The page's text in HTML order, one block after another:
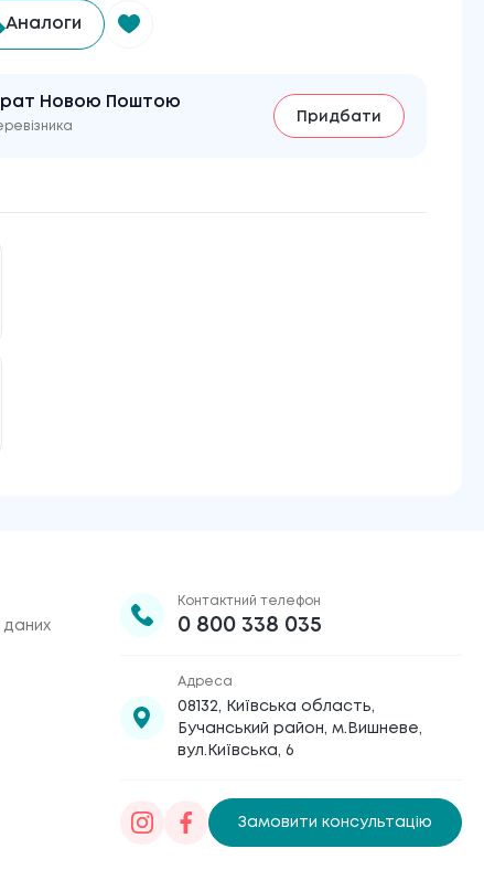
Аналоги
Новою Поштою
Придбати
Контактний телефон
0 800 338 035
Адреса
08132, Київська область,
Бучанський район, м.Вишневе,
вул.Київська, 6
Замовити консультацію